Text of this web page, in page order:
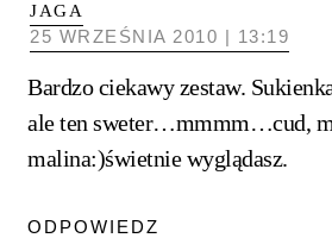
JAGA
25 WRZEŚNIA 2010 | 13:19
Bardzo ciekawy zestaw.
ale ten sweter…mmmm…cud,
malina:)świetnie wyglądasz.
ODPOWIEDZ